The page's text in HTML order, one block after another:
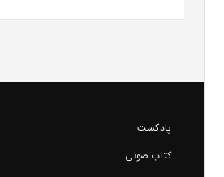
پادکست
کتاب صوتی